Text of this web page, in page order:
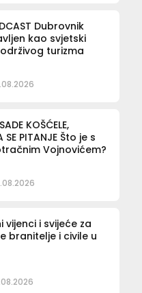
Dubrovnik
kao svjetski
turizma
KOŠĆELE,
SE PITANJE Što je s
Vojnovićem?
vijenci i svijeće za
branitelje i civile u